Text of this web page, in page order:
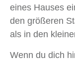
eines Hauses
den größeren
als in den
Wenn du dich